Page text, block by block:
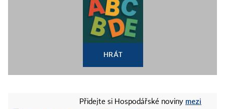
HRÁT
Přidejte si Hospodářské noviny mezi